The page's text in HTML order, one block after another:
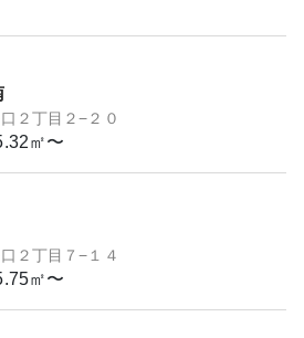
２丁目２−２０
㎡〜
２丁目７−１４
㎡〜